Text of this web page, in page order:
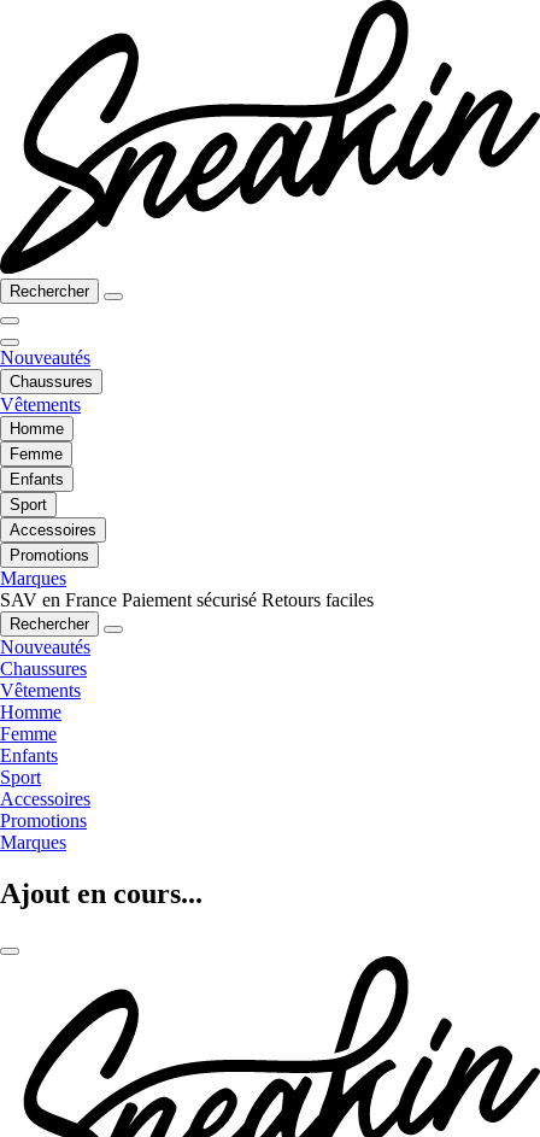
Rechercher
Nouveautés
Chaussures
Vêtements
Homme
Femme
Enfants
Sport
Accessoires
Promotions
Marques
SAV en France Paiement sécurisé Retours faciles
Rechercher
Nouveautés
Chaussures
Vêtements
Homme
Femme
Enfants
Sport
Accessoires
Promotions
Marques
Ajout en cours...